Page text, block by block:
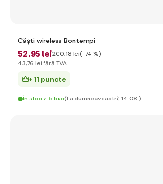
Căști wireless Bontempi
52,95 lei200,18 lei(-74 %)
43,76 lei fără TVA
+ 11 puncte
În stoc > 5 buc(La dumneavoastră 14.08.)